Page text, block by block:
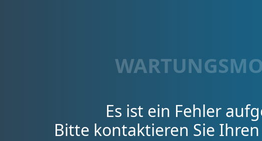
Es ist ein Fehler
Bitte kontaktieren Sie